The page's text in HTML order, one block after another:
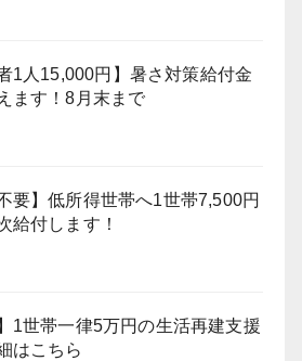
1人15,000円】暑さ対策給付金
ます！8月末まで
要】低所得世帯へ1世帯7,500円
給付します！
1世帯一律5万円の生活再建支援
はこちら